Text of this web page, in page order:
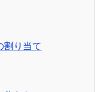
割り当て